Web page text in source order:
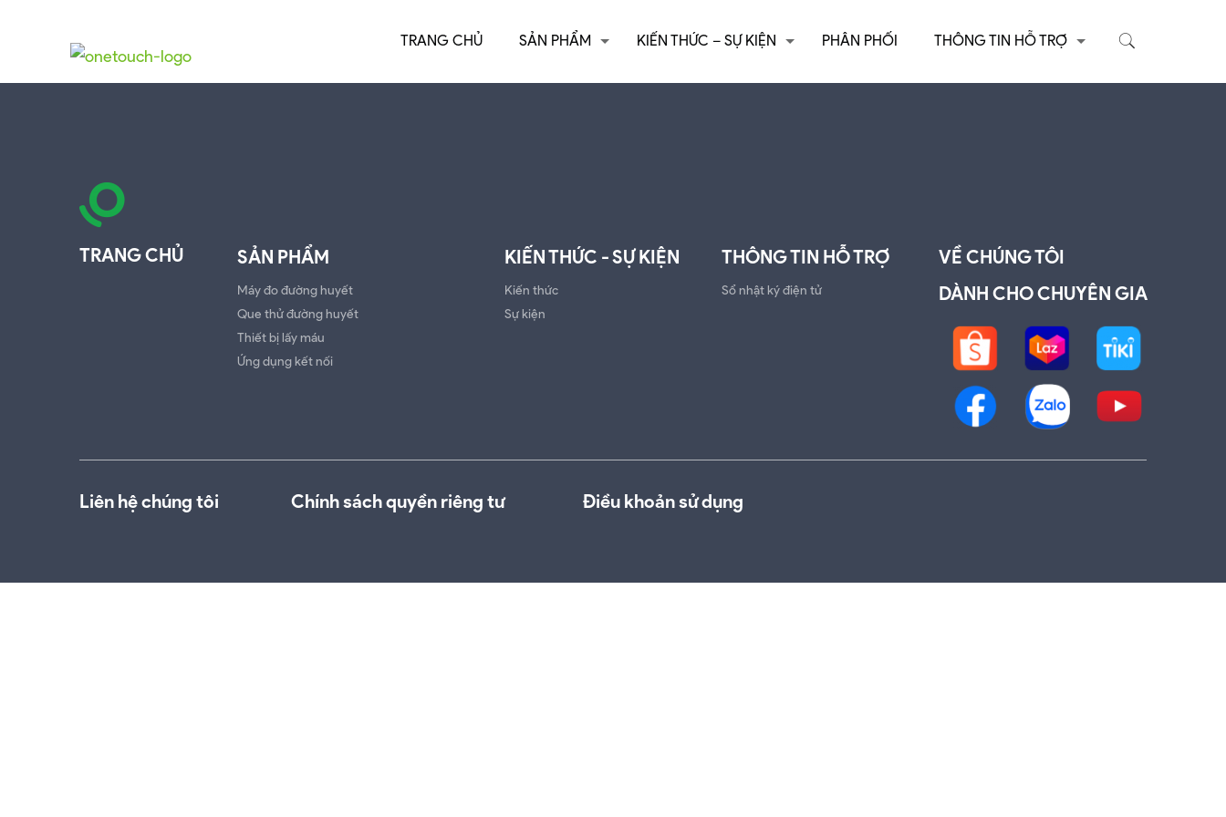
TRANG CHỦ SẢN PHẨM KIẾN THỨC – SỰ KIỆN PHÂN PHỐI THÔNG TIN HỖ TRỢ
TRANG CHỦ SẢN PHẨM
Máy đo đường huyết
Que thử đường huyết
Thiết bị lấy máu
Ứng dụng kết nối
KIẾN THỨC - SỰ KIỆN
Kiến thức
Sự kiện
THÔNG TIN HỖ TRỢ
Sổ nhật ký điện tử
VỀ CHÚNG TÔI
DÀNH CHO CHUYÊN GIA
Liên hệ chúng tôi Chính sách quyền riêng tư Điều khoản sử dụng